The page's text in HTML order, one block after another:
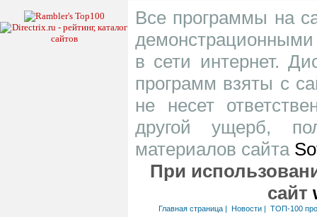
Все программы на
в сети интернет.
программ взяты с
не несет
другой ущерб,
материалов сайта
При
сайт
Главная страница| Новости| ТОП-100